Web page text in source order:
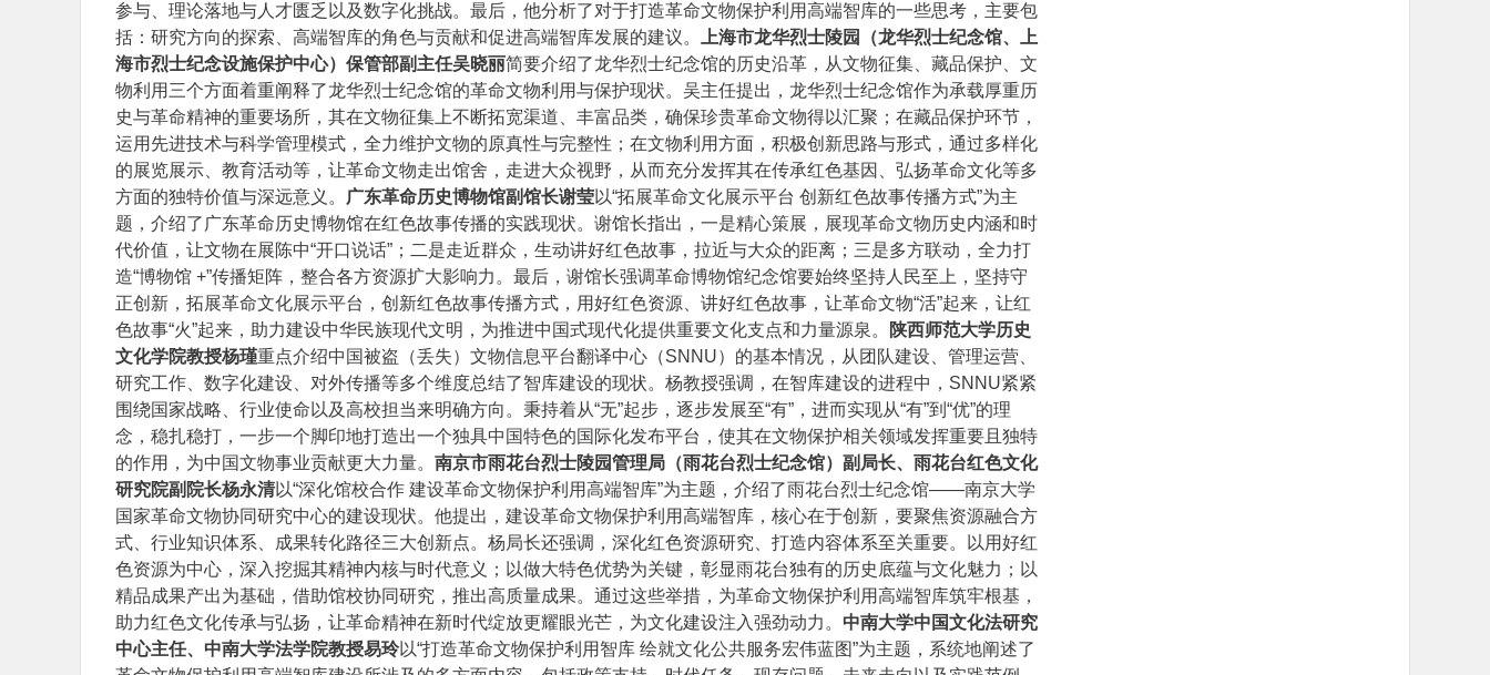
参与、理论落地与人才匮乏以及数字化挑战。最后，他分析了对于打造革命文物保护利用高端智库的一些思考，主要包
括：研究方向的探索、高端智库的角色与贡献和促进高端智库发展的建议。
上海市龙华烈士陵园（龙华烈士纪念馆、上
海市烈士纪念设施保护中心）保管部副主任吴晓丽简要介绍了龙华烈士纪念馆的历史沿革，从文物征集、藏品保护、文
物利用三个方面着重阐释了龙华烈士纪念馆的革命文物利用与保护现状。吴主任提出，龙华烈士纪念馆作为承载厚重历
史与革命精神的重要场所，其在文物征集上不断拓宽渠道、丰富品类，确保珍贵革命文物得以汇聚；在藏品保护环节，
运用先进技术与科学管理模式，全力维护文物的原真性与完整性；在文物利用方面，积极创新思路与形式，通过多样化
的展览展示、教育活动等，让革命文物走出馆舍，走进大众视野，从而充分发挥其在传承红色基因、弘扬革命文化等多
方面的独特价值与深远意义。
广东革命历史博物馆副馆长谢莹以“拓展革命文化展示平台 创新红色故事传播方式”为主
题，介绍了广东革命历史博物馆在红色故事传播的实践现状。谢馆长指出，一是精心策展，展现革命文物历史内涵和时
代价值，让文物在展陈中“开口说话”；二是走近群众，生动讲好红色故事，拉近与大众的距离；三是多方联动，全力打
造“博物馆 +”传播矩阵，整合各方资源扩大影响力。最后，谢馆长强调革命博物馆纪念馆要始终坚持人民至上，坚持守
正创新，拓展革命文化展示平台，创新红色故事传播方式，用好红色资源、讲好红色故事，让革命文物“活”起来，让红
色故事“火”起来，助力建设中华民族现代文明，为推进中国式现代化提供重要文化支点和力量源泉。
陕西师范大学历史
文化学院教授杨瑾重点介绍中国被盗（丢失）文物信息平台翻译中心（SNNU）的基本情况，从团队建设、管理运营、
研究工作、数字化建设、对外传播等多个维度总结了智库建设的现状。杨教授强调，在智库建设的进程中，SNNU紧紧
围绕国家战略、行业使命以及高校担当来明确方向。秉持着从“无”起步，逐步发展至“有”，进而实现从“有”到“优”的理
念，稳扎稳打，一步一个脚印地打造出一个独具中国特色的国际化发布平台，使其在文物保护相关领域发挥重要且独特
的作用，为中国文物事业贡献更大力量。 南京市雨花台烈士陵园管理局（雨花台烈士纪念馆）副局长、雨花台红色文化
研究院副院长杨永清以“深化馆校合作 建设革命文物保护利用高端智库”为主题，介绍了雨花台烈士纪念馆——南京大学
国家革命文物协同研究中心的建设现状。他提出，建设革命文物保护利用高端智库，核心在于创新，要聚焦资源融合方
式、行业知识体系、成果转化路径三大创新点。杨局长还强调，深化红色资源研究、打造内容体系至关重要。以用好红
色资源为中心，深入挖掘其精神内核与时代意义；以做大特色优势为关键，彰显雨花台独有的历史底蕴与文化魅力；以
精品成果产出为基础，借助馆校协同研究，推出高质量成果。通过这些举措，为革命文物保护利用高端智库筑牢根基，
助力红色文化传承与弘扬，让革命精神在新时代绽放更耀眼光芒，为文化建设注入强劲动力。 中南大学中国文化法研究
中心主任、中南大学法学院教授易玲以“打造革命文物保护利用智库 绘就文化公共服务宏伟蓝图”为主题，系统地阐述了